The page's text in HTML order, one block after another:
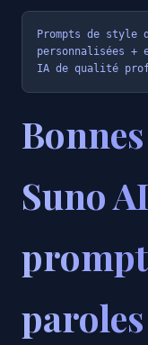
Prompts de style
personnalisées +
IA de qualité
Suno